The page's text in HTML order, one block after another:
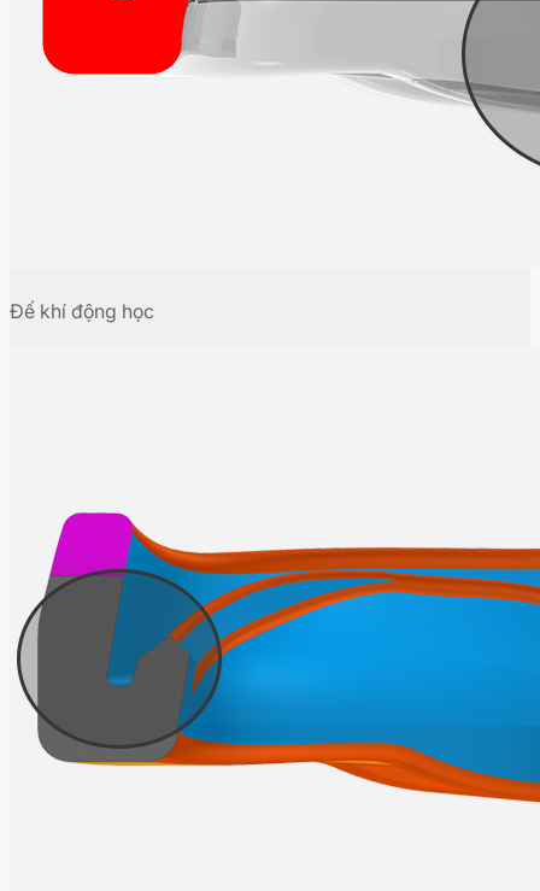
Đế khí động học